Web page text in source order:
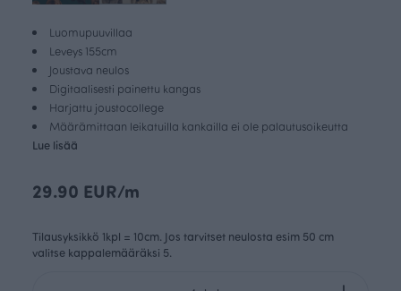
Luomupuuvillaa
Leveys 155cm
Joustava neulos
Digitaalisesti painettu kangas
Harjattu joustocollege
Määrämittaan leikatuilla kankailla ei ole palautusoikeutta
Lue lisää
29.90 EUR/m
Tilausyksikkö 1kpl = 10cm. Jos tarvitset neulosta esim 50 cm
valitse kappalemääräksi 5.